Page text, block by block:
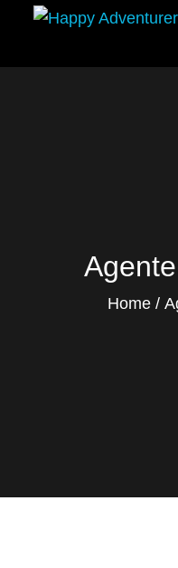
content
Home